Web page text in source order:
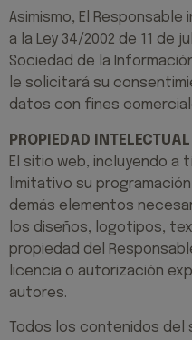
Asimismo, El
a la Ley 34/2002 de 11 de
Sociedad de la
le solicitará su
datos con fines
PROPIEDAD
El sitio web, incluyendo a
limitativo su
demás elementos
los diseños, logotipos,
propiedad del
licencia o autorización
autores.
Todos los contenidos del